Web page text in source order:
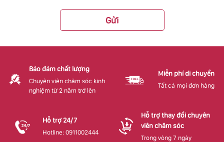
Gửi
Bảo đảm chất lượng
Chuyên viên chăm sóc kinh
nghiệm từ 2 năm trở lên
Miễn phí di chuyển
Tất cả mọi đơn hàng
Hỗ trợ 24/7
Hotline: 0911002444
Hỗ trợ thay đổi chuyên
viên chăm sóc
Trong vòng 7 ngày